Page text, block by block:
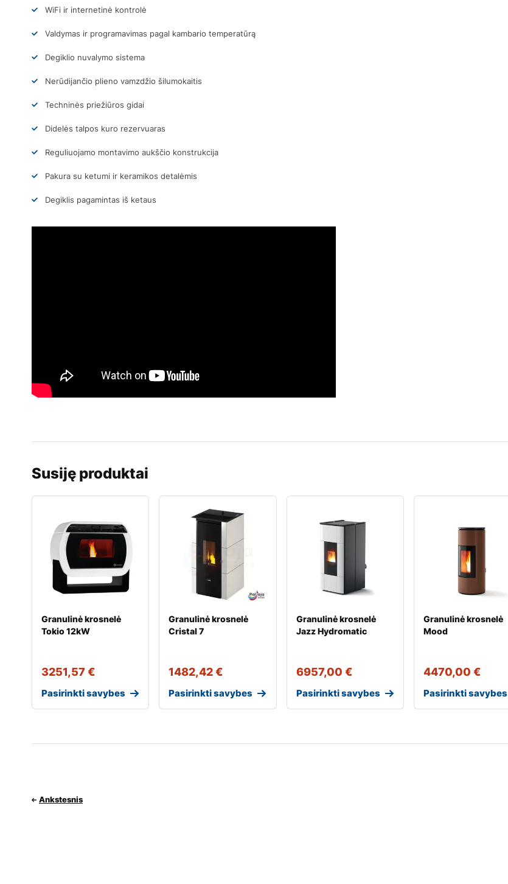
WiFi ir internetinė kontrolė
Valdymas ir programavimas pagal kambario temperatūrą
Degiklio nuvalymo sistema
Nerūdijančio plieno vamzdžio šilumokaitis
Techninės priežiūros gidai
Didelės talpos kuro rezervuaras
Reguliuojamo montavimo aukščio konstrukcija
Pakura su ketumi ir keramikos detalėmis
Degiklis pagamintas iš ketaus
Susiję produktai
Granulinė krosnelė
Tokio 12kW
3251,57 €
Pasirinkti savybes
Granulinė krosnelė
Cristal 7
1482,42€
Pasirinkti savybes
Granulinė krosnelė
Jazz Hydromatic
6957,00 €
Pasirinkti savybes
Granulinė krosnelė
Mood
4470,00 €
Pasirinkti savybes
Ankstesnis